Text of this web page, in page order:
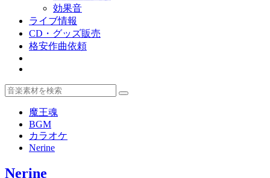
効果音
ライブ情報
CD・グッズ販売
格安作曲依頼
魔王魂
BGM
カラオケ
Nerine
Nerine